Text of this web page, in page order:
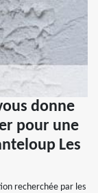
donne
pour une
Les
recherchée par les